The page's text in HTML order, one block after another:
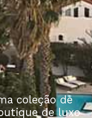
coleção de
de luxo